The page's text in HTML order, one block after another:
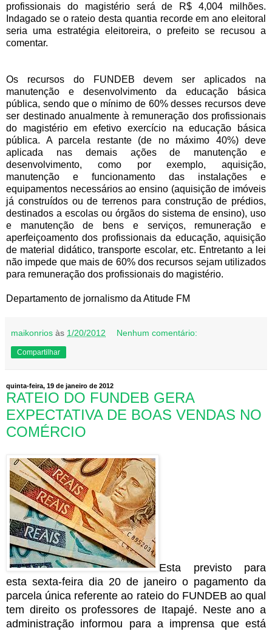
profissionais do magistério será de R$ 4,004 milhões.
Indagado se o rateio desta quantia recorde em ano eleitoral
seria uma estratégia eleitoreira, o prefeito se recusou a
comentar.
Os recursos do FUNDEB devem ser aplicados na
manutenção e desenvolvimento da educação básica
pública, sendo que o mínimo de 60% desses recursos deve
ser destinado anualmente à remuneração dos profissionais
do magistério em efetivo exercício na educação básica
pública. A parcela restante (de no máximo 40%) deve
aplicada nas demais ações de manutenção e
desenvolvimento, como por exemplo, aquisição,
manutenção e funcionamento das instalações e
equipamentos necessários ao ensino (aquisição de imóveis
já construídos ou de terrenos para construção de prédios,
destinados a escolas ou órgãos do sistema de ensino), uso
e manutenção de bens e serviços, remuneração e
aperfeiçoamento dos profissionais da educação, aquisição
de material didático, transporte escolar, etc. Entretanto a lei
não impede que mais de 60% dos recursos sejam utilizados
para remuneração dos profissionais do magistério.
Departamento de jornalismo da Atitude FM
maikonrios às 1/20/2012 Nenhum comentário:
Compartilhar
quinta-feira, 19 de janeiro de 2012
RATEIO DO FUNDEB GERA
EXPECTATIVA DE BOAS VENDAS NO
COMÉRCIO
Esta previsto para
esta sexta-feira dia 20 de janeiro o pagamento da
parcela única referente ao rateio do FUNDEB ao qual
tem direito os professores de Itapajé. Neste ano a
administração informou para a imprensa que está